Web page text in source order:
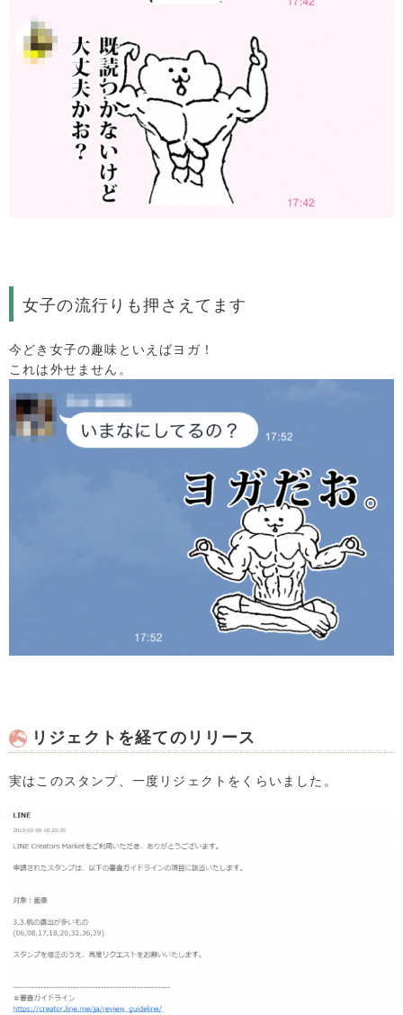
女子の流行りも押さえてます
今どき女子の趣味といえばヨガ！
これは外せません。
リジェクトを経てのリリース
実はこのスタンプ、一度リジェクトをくらいました。